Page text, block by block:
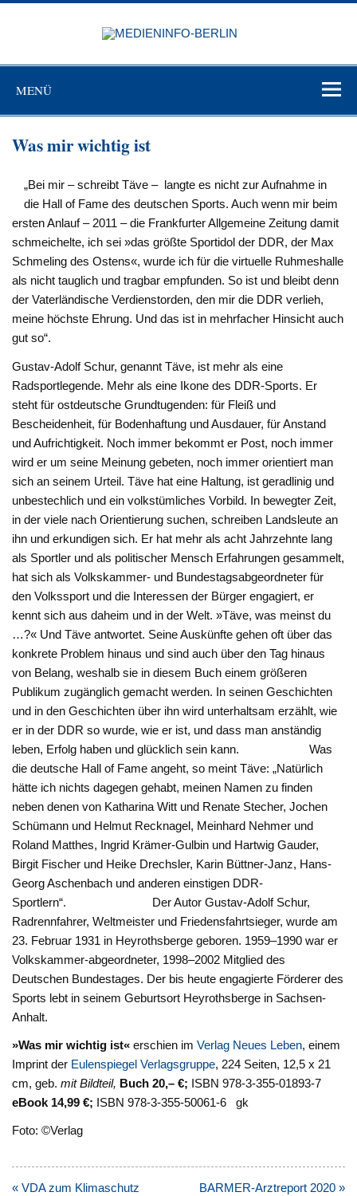
Zum
MENÜ
Was mir wichtig ist
„Bei mir – schreibt Täve – langte es nicht zur Aufnahme in
die Hall of Fame des deutschen Sports. Auch wenn mir beim
ersten Anlauf – 2011 – die Frankfurter Allgemeine Zeitung damit
schmeichelte, ich sei »das größte Sportidol der DDR, der Max
Schmeling des Ostens«, wurde ich für die virtuelle Ruhmeshalle
als nicht tauglich und tragbar empfunden. So ist und bleibt denn
der Vaterländische Verdienstorden, den mir die DDR verlieh,
meine höchste Ehrung. Und das ist in mehrfacher Hinsicht auch
gut so“.
Gustav-Adolf Schur, genannt Täve, ist mehr als eine
Radsportlegende. Mehr als eine Ikone des DDR-Sports. Er
steht für ostdeutsche Grundtugenden: für Fleiß und
Bescheidenheit, für Bodenhaftung und Ausdauer, für Anstand
und Aufrichtigkeit. Noch immer bekommt er Post, noch immer
wird er um seine Meinung gebeten, noch immer orientiert man
sich an seinem Urteil. Täve hat eine Haltung, ist geradlinig und
unbestechlich und ein volkstümliches Vorbild. In bewegter Zeit,
in der viele nach Orientierung suchen, schreiben Landsleute an
ihn und erkundigen sich. Er hat mehr als acht Jahrzehnte lang
als Sportler und als politischer Mensch Erfahrungen gesammelt,
hat sich als Volkskammer- und Bundestagsabgeordneter für
den Volkssport und die Interessen der Bürger engagiert, er
kennt sich aus daheim und in der Welt. »Täve, was meinst du
…?« Und Täve antwortet. Seine Auskünfte gehen oft über das
konkrete Problem hinaus und sind auch über den Tag hinaus
von Belang, weshalb sie in diesem Buch einem größeren
Publikum zugänglich gemacht werden. In seinen Geschichten
und in den Geschichten über ihn wird unterhaltsam erzählt, wie
er in der DDR so wurde, wie er ist, und dass man anständig
leben, Erfolg haben und glücklich sein kann. Was
die deutsche Hall of Fame angeht, so meint Täve: „Natürlich
hätte ich nichts dagegen gehabt, meinen Namen zu finden
neben denen von Katharina Witt und Renate Stecher, Jochen
Schümann und Helmut Recknagel, Meinhard Nehmer und
Roland Matthes, Ingrid Krämer-Gulbin und Hartwig Gauder,
Birgit Fischer und Heike Drechsler, Karin Büttner-Janz, Hans-
Georg Aschenbach und anderen einstigen DDR-
Sportlern“. Der Autor Gustav-Adolf Schur,
Radrennfahrer, Weltmeister und Friedensfahrtsieger, wurde am
23. Februar 1931 in Heyrothsberge geboren. 1959–1990 war er
Volkskammer-abgeordneter, 1998–2002 Mitglied des
Deutschen Bundestages. Der bis heute engagierte Förderer des
Sports lebt in seinem Geburtsort Heyrothsberge in Sachsen-
Anhalt.
»Was mir wichtig ist« erschien imVerlag Neues Leben, einem
Imprint der Eulenspiegel Verlagsgruppe, 224 Seiten, 12,5 x 21
cm, geb.mit Bildteil, Buch 20,– €; ISBN 978-3-355-01893-7
eBook 14,99 €; ISBN 978-3-355-50061-6 gk
Foto: ©Verlag
Beitragsnavigation
« VDA zum Klimaschutz BARMER-Arztreport 2020 »